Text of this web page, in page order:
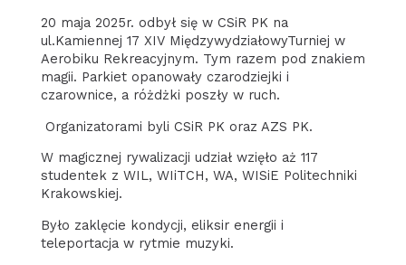
20 maja 2025r. odbył się w CSiR PK na
ul.Kamiennej 17 XIV MiędzywydziałowyTurniej w
Aerobiku Rekreacyjnym. Tym razem pod znakiem
magii. Parkiet opanowały czarodziejki i
czarownice, a różdżki poszły w ruch.
Organizatorami byli CSiR PK oraz AZS PK.
W magicznej rywalizacji udział wzięło aż 117
studentek z WIL, WIiTCH, WA, WISiE Politechniki
Krakowskiej.
Było zaklęcie kondycji, eliksir energii i
teleportacja w rytmie muzyki.